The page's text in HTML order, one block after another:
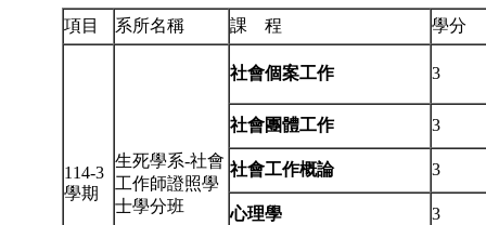
項目 系所名稱 課 程 學分
114-3
學期
生死學系-社會
工作師證照學
士學分班
社會個案工作 3
社會團體工作 3
社會工作概論 3
心理學 3